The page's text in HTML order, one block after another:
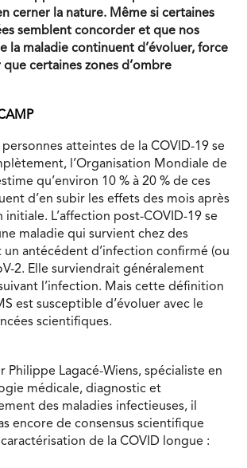
cerner la nature. Même si certaines
semblent concorder et que nos
la maladie continuent d’évoluer, force
certaines zones d’ombre
atteintes de la COVID-19 se
l’Organisation Mondiale de
qu’environ 10 % à 20 % de ces
d’en subir les effets des mois après
initiale. L’affection post-COVID-19 se
maladie qui survient chez des
un antécédent d’infection confirmé (ou
2. Elle surviendrait généralement
l’infection. Mais cette définition
est susceptible d’évoluer avec le
scientifiques.
Philippe Lagacé-Wiens, spécialiste en
médicale, diagnostic et
des maladies infectieuses, il
encore de consensus scientifique
de la COVID longue :